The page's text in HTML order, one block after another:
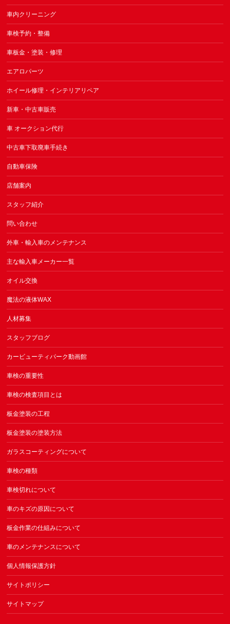
車内クリーニング
車検予約・整備
車板金・塗装・修理
エアロパーツ
ホイール修理・インテリアリペア
新車・中古車販売
車 オークション代行
中古車下取廃車手続き
自動車保険
店舗案内
スタッフ紹介
問い合わせ
外車・輸入車のメンテナンス
主な輸入車メーカー一覧
オイル交換
魔法の液体WAX
人材募集
スタッフブログ
カービューティパーク動画館
車検の重要性
車検の検査項目とは
板金塗装の工程
板金塗装の塗装方法
ガラスコーティングについて
車検の種類
車検切れについて
車のキズの原因について
板金作業の仕組みについて
車のメンテナンスについて
個人情報保護方針
サイトポリシー
サイトマップ